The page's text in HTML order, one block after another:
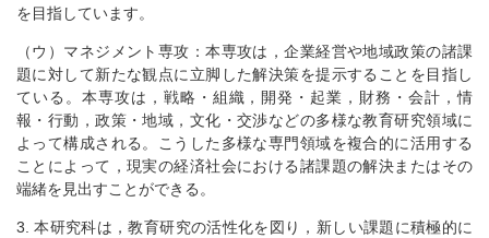
を目指しています。
（ウ）マネジメント専攻：本専攻は，企業経営や地域政策の諸課
題に対して新たな観点に立脚した解決策を提示することを目指し
ている。本専攻は，戦略・組織，開発・起業，財務・会計，情
報・行動，政策・地域，文化・交渉などの多様な教育研究領域に
よって構成される。こうした多様な専門領域を複合的に活用する
ことによって，現実の経済社会における諸課題の解決またはその
端緒を見出すことができる。
3. 本研究科は，教育研究の活性化を図り，新しい課題に積極的に